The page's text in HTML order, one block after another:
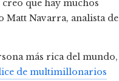
creo que hay muchos
Matt Navarra, analista de
más rica del mundo,
de multimillonarios